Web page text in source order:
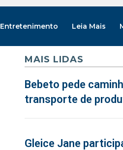
Entretenimento Leia Mais
MAIS LIDAS
Bebeto pede
transporte de
Gleice Jane